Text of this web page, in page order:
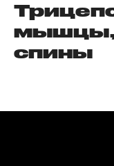
спины